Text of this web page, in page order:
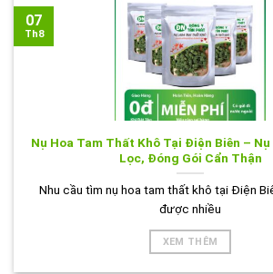
Nụ Hoa Tam Thất Khô Tại Điện Biên –
Lọc, Đóng Gói Cẩn Thận
Nhu cầu tìm nụ hoa tam thất khô tại Điện
được nhiều
XEM THÊM
07
Th8